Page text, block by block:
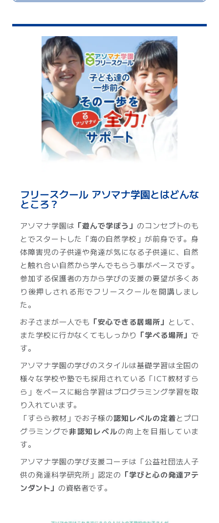
フリースクール アソマナ学園とはどんな
ところ？
アソマナ学園は 「遊んで学ぼう」 のコンセプトのも
とでスタートした「海の自然学校」が前身です。身
体障害児の子供達や発達が気になる子供達に、自然
と触れ合い自然から学んでもらう事がベースです。
参加する保護者の方から学びの支援の要望が多くあ
り後押しされる形でフリースクールを開講しまし
た。
お子さまが一人でも 「安心できる居場所」 として、
また学校に行かなくてもしっかり 「学べる場所」で
す。
アソマナ学園の学びのスタイルは基礎学習は全国の
様々な学校や塾でも採用されている「ICT教材すら
ら」をベースに総合学習はプログラミング学習を取
り入れています。
「すらら教材」でお子様の認知レベルの定着とプロ
グラミングで非認知レベルの向上を目指していま
す。
アソマナ学園の学び支援コーチは「公益社団法人子
供の発達科学研究所」認定の 「学びと心の発達アテ
ンダント」 の資格者です。